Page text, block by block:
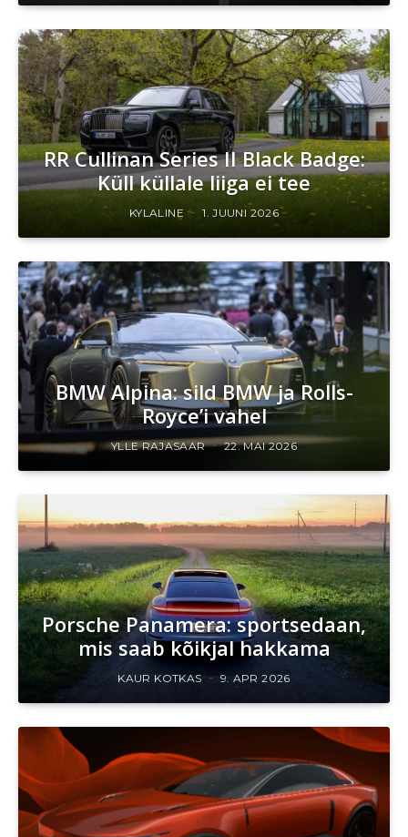
RR Cullinan Series II Black Badge:
Küll küllale liiga ei tee
KYLALINE 1. JUUNI 2026
BMW Alpina: sild BMW ja Rolls-
Royce’i vahel
YLLE RAJASAAR 22. MAI 2026
Porsche Panamera: sportsedaan,
mis saab kõikjal hakkama
KAUR KOTKAS 9. APR 2026